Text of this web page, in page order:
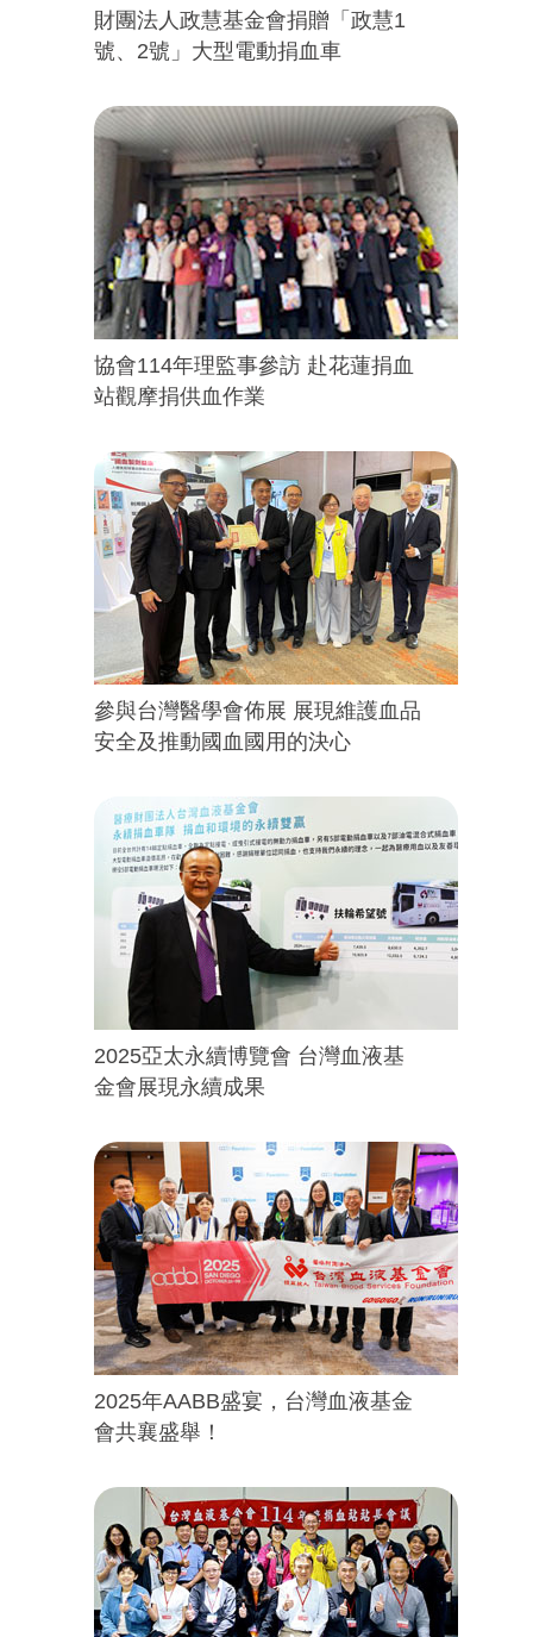
財團法人政慧基金會捐贈「政慧1
號、2號」大型電動捐血車
協會114年理監事參訪 赴花蓮捐血
站觀摩捐供血作業
參與台灣醫學會佈展 展現維護血品
安全及推動國血國用的決心
2025亞太永續博覽會 台灣血液基
金會展現永續成果
2025年AABB盛宴，台灣血液基金
會共襄盛舉！